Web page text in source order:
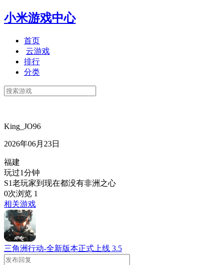
小米游戏中心
首页
云游戏
排行
分类
King_JO96
2026年06月23日
福建
玩过1分钟
S1老玩家到现在都没有非洲之心
0次浏览 1
相关游戏
三角洲行动-全新版本正式上线 3.5